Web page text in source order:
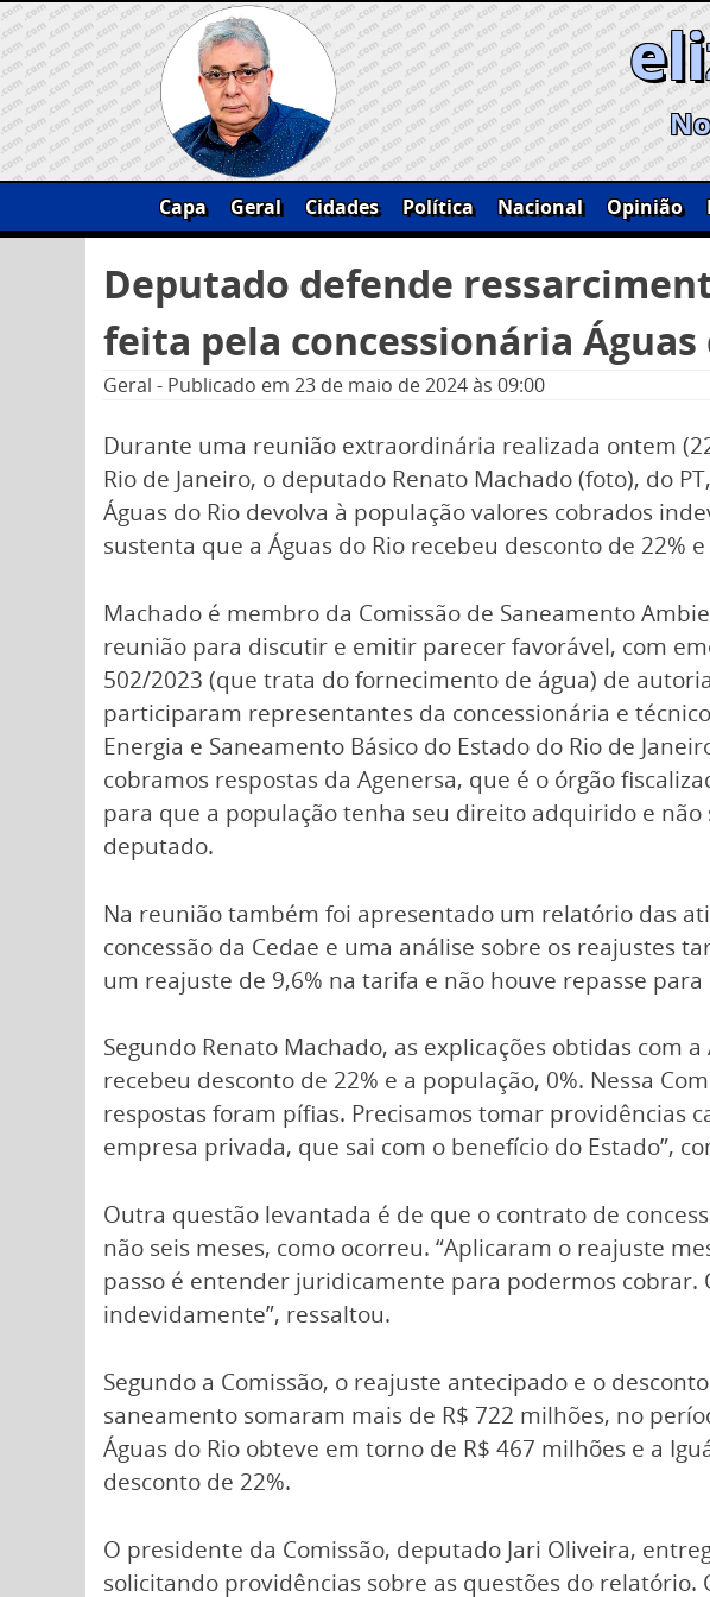
Skip
to
content
Capa Geral Cidades Política Nacional Opinião
por:
Deputado defende
feita pela concessionária Águas
Geral - Publicado em 23 de maio de 2024às 09:00
Durante uma reunião extraordinária realizada ontem
Rio de Janeiro, o deputado Renato Machado (foto), do
Águas do Rio devolva à população valores cobrados
sustenta que a Águas do Rio recebeu desconto de 22%
Machado é membro da Comissão de Saneamento
reunião para discutir e emitir parecer favorável, com
502/2023 (que trata do fornecimento de água) de
participaram representantes da concessionária e
Energia e Saneamento Básico do Estado do Rio de
cobramos respostas da Agenersa, que é o órgão
para que a população tenha seu direito adquirido e
deputado.
Na reunião também foi apresentado um relatório das
concessão da Cedae e uma análise sobre os reajustes
um reajuste de 9,6% na tarifa e não houve repasse
Segundo Renato Machado, as explicações obtidas com
recebeu desconto de 22% e a população, 0%. Nessa
respostas foram pífias. Precisamos tomar providências
empresa privada, que sai com o benefício do Estado”,
Outra questão levantada é de que o contrato de
não seis meses, como ocorreu. “Aplicaram o reajuste
passo é entender juridicamente para podermos cobrar.
indevidamente”, ressaltou.
Segundo a Comissão, o reajuste antecipado e o
saneamento somaram mais de R$ 722 milhões, no
Águas do Rio obteve em torno de R$ 467 milhões e a
desconto de 22%.
O presidente da Comissão, deputado Jari Oliveira,
solicitando providências sobre as questões do